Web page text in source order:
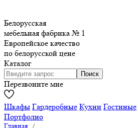
Белорусская
мебельная фабрика № 1
Европейское качество
по белорусской цене
Каталог
Перезвоните мне
Шкафы Гардеробные Кухни Гостиные
Портфолио
Главная /